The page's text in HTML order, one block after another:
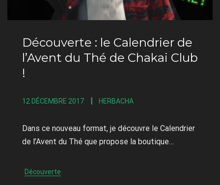
Découverte : le Calendrier de
l’Avent du Thé de Chakai Club
!
12 DÉCEMBRE 2017 HERBACHA
Dans ce nouveau format, je découvre le Calendrier
de l’Avent du Thé que propose la boutique…
Découverte